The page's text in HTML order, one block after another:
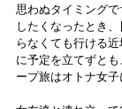
思わぬタイミング
したくなったとき
らなくても行ける
に予定を立てずと
ープ旅はオトナ女子